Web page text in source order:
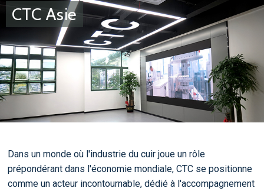
CTC Asie
Dans un monde où l'industrie du cuir joue un rôle
prépondérant dans l'économie mondiale, CTC se positionne
comme un acteur incontournable, dédié à l'accompagnement